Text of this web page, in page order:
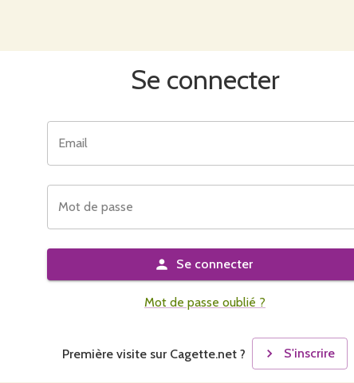
Se connecter
Email
Mot de passe
Se connecter
Mot de passe oublié ?
Première visite sur Cagette.net ? S'inscrire